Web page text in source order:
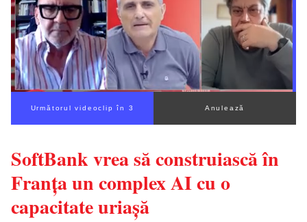
Următorul videoclip în 2 Anulează
SoftBank vrea să construiască în
Franța un complex AI cu o
capacitate uriașă